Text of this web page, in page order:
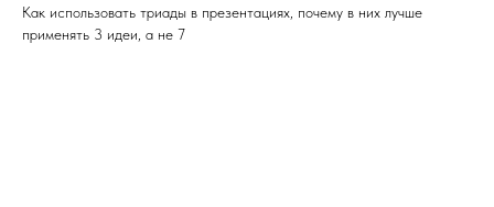
Как использовать триады в презентациях, почему в них лучше
применять 3 идеи, а не 7